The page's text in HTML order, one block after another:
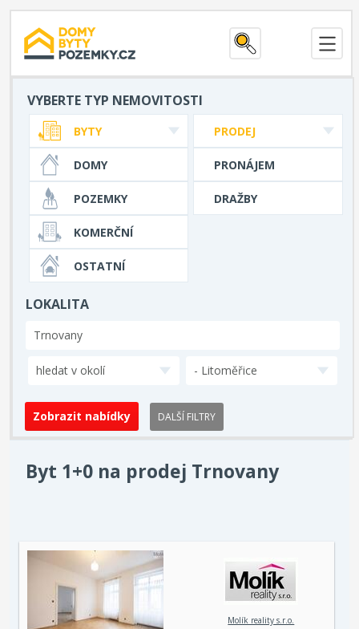
VYBERTE TYP NEMOVITOSTI
PRODEJ
PRONÁJEM
DRAŽBY
BYTY
DOMY
POZEMKY
KOMERČNÍ
OSTATNÍ
LOKALITA
hledat v okolí - Litoměřice
DALŠÍ FILTRY
Byt 1+0 na prodej Trnovany
Molík reality s.r.o.